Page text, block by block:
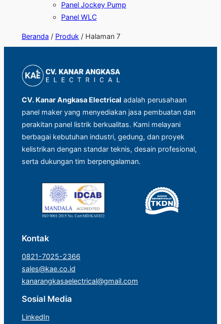
Panel Jockey Pump
Panel WLC
Beranda / Produk/ Halaman 7
CV. Kanar Angkasa Electrical adalah perusahaan
panel maker yang menyediakan jasa pembuatan dan
perakitan panel listrik berkualitas. Kami melayani
berbagai kebutuhan industri, gedung, dan proyek
kelistrikan dengan standar teknis, desain profesional,
serta dukungan tim berpengalaman.
Kontak
0821-7025-2366
sales@kae.co.id
kanarangkasaelectrical@gmail.com
Sosial Media
LinkedIn